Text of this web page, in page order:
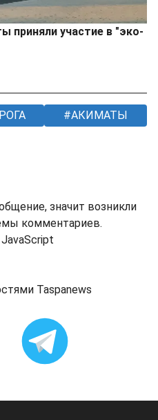
приняли участие в "эко-
АКИМАТЫ
значит возникли
комментариев.
Taspanews